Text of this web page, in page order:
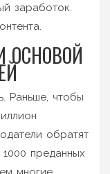
заработок.
ОСНОВОЙ
Раньше, чтобы
обратят
преданных